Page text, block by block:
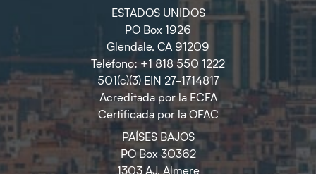
ESTADOS UNIDOS
PO Box 1926
Glendale, CA 91209
Teléfono: +1 818 550 1222
501(c)(3) EIN 27-1714817
Acreditada por la ECFA
Certificada por la OFAC
PAÍSES BAJOS
PO Box 30362
1303 AJ, Almere